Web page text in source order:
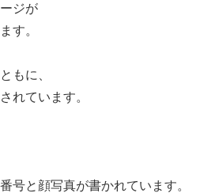
ジが
す。
もに、
れています。
号と顔写真が書かれています。